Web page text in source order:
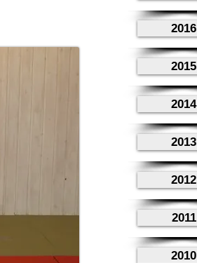
2016
2015
2014
2013
2012
2011
2010